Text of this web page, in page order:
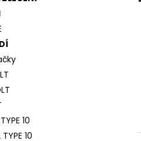
10
10
SKLÍČIDLO